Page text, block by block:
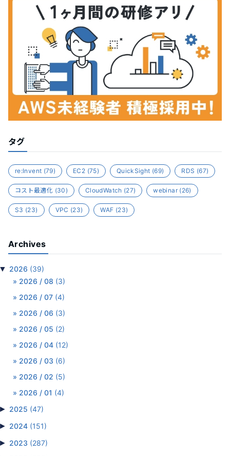
タグ
re:Invent (79) EC2 (75) QuickSight (69) RDS (67)
コスト最適化 (30) CloudWatch (27) webinar(26)
S3 (23) VPC (23) WAF (23)
Archives
2026 (39)
2026 / 08 (3)
2026 / 07 (4)
2026 / 06 (3)
2026 / 05 (2)
2026 / 04 (12)
2026 / 03 (6)
2026 / 02 (5)
2026 / 01 (4)
2025 (47)
2024 (151)
2023 (287)